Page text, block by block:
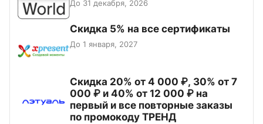
До 31 декабря, 2026
Скидка 5% на все сертификаты
До 1 января, 2027
Скидка 20% от 4 000 ₽, 30% от 7
000 ₽ и 40% от 12 000 ₽ на
первый и все повторные заказы
по промокоду ТРЕНД